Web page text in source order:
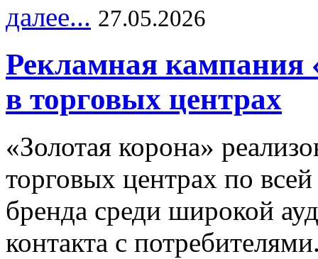
далее... 27.05.2026
Рекламная кампания
в торговых центрах
«Золотая корона»
торговых центрах по
бренда среди широкой
контакта с